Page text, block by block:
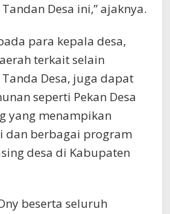
Desa ini,” ajaknya.
para kepala desa,
terkait selain
Desa, juga dapat
seperti Pekan Desa
yang menampikan
dan berbagai program
desa di Kabupaten
beserta seluruh